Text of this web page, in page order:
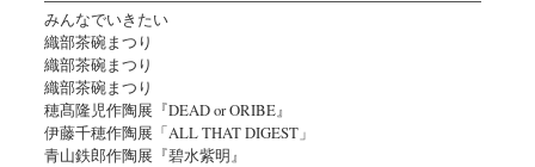
みんなでいきたい
織部茶碗まつり
織部茶碗まつり
織部茶碗まつり
穂髙隆児作陶展『DEAD or ORIBE』
伊藤千穂作陶展「ALL THAT DIGEST」
青山鉄郎作陶展『碧水紫明』